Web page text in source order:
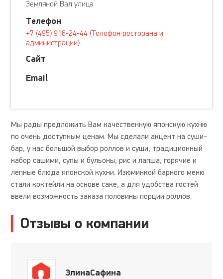
Земляной Вал улица
Телефон
+7 (495) 916-24-44 (Телефон ресторана и
администрации)
Сайт
Email
Мы рады предложить Вам качественную японскую кухню
по очень доступным ценам. Мы сделали акцент на суши-
бар, у нас большой выбор роллов и суши, традиционный
набор сашими, супы и бульоны, рис и лапша, горячие и
лепные блюда японской кухни. Изюминкой барного меню
стали коктейли на основе саке, а для удобства гостей
ввели возможность заказа половины порции роллов.
Отзывы о компании
ЭлинаСафина